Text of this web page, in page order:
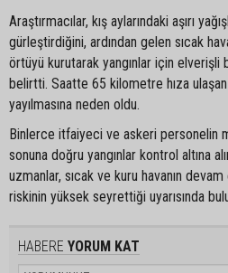
Araştırmacılar, kış aylarındaki aşırı
gürleştirdiğini, ardından gelen sıcak
örtüyü kurutarak yangınlar için elverişli
belirtti. Saatte 65 kilometre hıza
yayılmasına neden oldu.
Binlerce itfaiyeci ve askeri personelin
sonuna doğru yangınlar kontrol altına
uzmanlar, sıcak ve kuru havanın
riskinin yüksek seyrettiği uyarısında
HABERE YORUM KAT